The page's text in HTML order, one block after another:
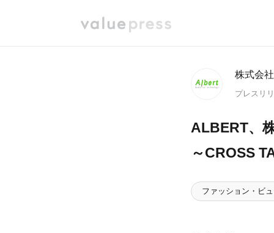
株式会
プレスリ
ALBERT、
～CROSS
ファッション・ビ